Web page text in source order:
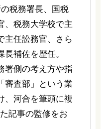
税務署長、国税
、税務大学校で主
主任訟務官、さら
補佐を歴任。
署側の考え方や指
審査部」という業
、河合を筆頭に複
記事の監修をお